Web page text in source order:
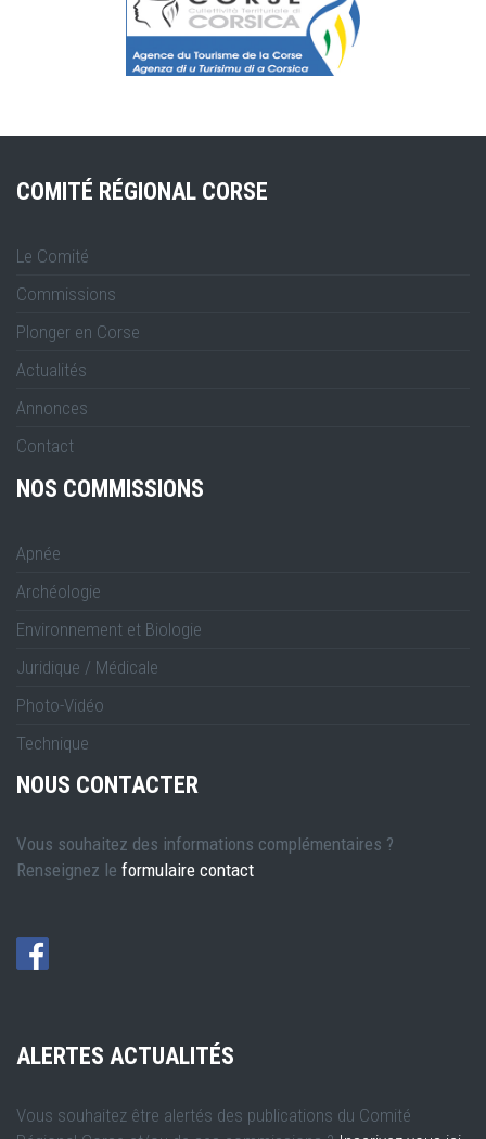
COMITÉ RÉGIONAL CORSE
Le Comité
Commissions
Plonger en Corse
Actualités
Annonces
Contact
NOS COMMISSIONS
Apnée
Archéologie
Environnement et Biologie
Juridique / Médicale
Photo-Vidéo
Technique
NOUS CONTACTER
Vous souhaitez des informations complémentaires ?
Renseignez le formulaire contact
ALERTES ACTUALITÉS
Vous souhaitez être alertés des publications du Comité